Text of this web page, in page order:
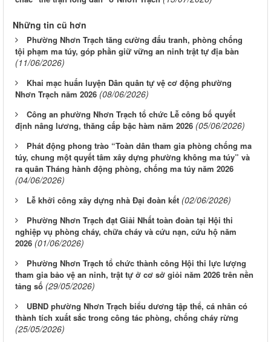
Những tin cũ hơn
Phường Nhơn Trạch tăng cường đấu tranh, phòng chống
tội phạm ma túy, góp phần giữ vững an ninh trật tự địa bàn
(11/06/2026)
Khai mạc huấn luyện Dân quân tự vệ cơ động phường
Nhơn Trạch năm 2026 (08/06/2026)
Công an phường Nhơn Trạch tổ chức Lễ công bố quyết
định nâng lương, thăng cấp bậc hàm năm 2026 (05/06/2026)
Phát động phong trào “Toàn dân tham gia phòng chống ma
túy, chung một quyết tâm xây dựng phường không ma túy” và
ra quân Tháng hành động phòng, chống ma túy năm 2026
(04/06/2026)
Lễ khởi công xây dựng nhà Đại đoàn kết (02/06/2026)
Phường Nhơn Trạch đạt Giải Nhất toàn đoàn tại Hội thi
nghiệp vụ phòng cháy, chữa cháy và cứu nạn, cứu hộ năm
2026 (01/06/2026)
Phường Nhơn Trạch tổ chức thành công Hội thi lực lượng
tham gia bảo vệ an ninh, trật tự ở cơ sở giỏi năm 2026 trên nền
tảng số (29/05/2026)
UBND phường Nhơn Trạch biểu dương tập thể, cá nhân có
thành tích xuất sắc trong công tác phòng, chống cháy rừng
(25/05/2026)